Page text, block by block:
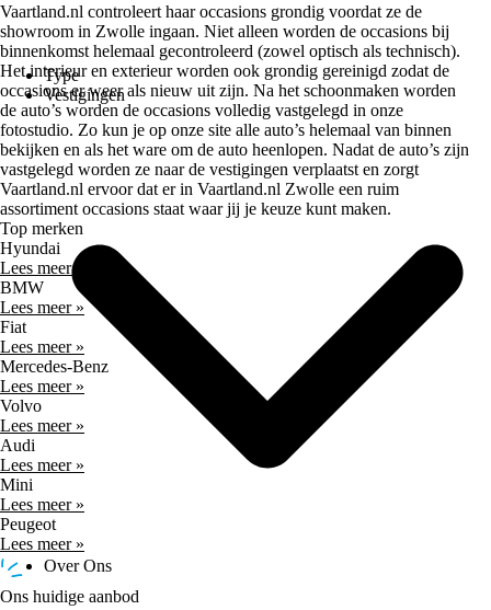
Type
Vestigingen
Over Ons
Vaartland.nl controleert haar occasions grondig voordat ze de
showroom in Zwolle ingaan. Niet alleen worden de occasions bij
binnenkomst helemaal gecontroleerd (zowel optisch als technisch).
Het interieur en exterieur worden ook grondig gereinigd zodat de
occasions er weer als nieuw uit zijn. Na het schoonmaken worden
de auto’s worden de occasions volledig vastgelegd in onze
fotostudio. Zo kun je op onze site alle auto’s helemaal van binnen
bekijken en als het ware om de auto heenlopen. Nadat de auto’s zijn
vastgelegd worden ze naar de vestigingen verplaatst en zorgt
Vaartland.nl ervoor dat er in Vaartland.nl Zwolle een ruim
assortiment occasions staat waar jij je keuze kunt maken.
Top merken
Hyundai
Lees meer »
BMW
Lees meer »
Fiat
Lees meer »
Mercedes-Benz
Lees meer »
Volvo
Lees meer »
Audi
Lees meer »
Mini
Lees meer »
Peugeot
Lees meer »
Ons huidige aanbod